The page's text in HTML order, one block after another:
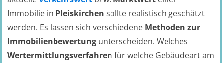
Immobilie in Pleiskirchen sollte realistisch geschätzt
werden. Es lassen sich verschiedene Methoden zur
Immobilienbewertung unterscheiden. Welches
Wertermittlungsverfahren für welche Gebäudeart am